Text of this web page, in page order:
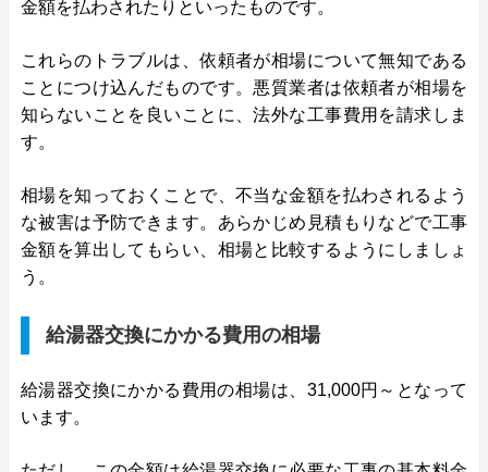
金額を払わされたりといったものです。
これらのトラブルは、依頼者が相場について無知である
ことにつけ込んだものです。悪質業者は依頼者が相場を
知らないことを良いことに、法外な工事費用を請求しま
す。
相場を知っておくことで、不当な金額を払わされるよう
な被害は予防できます。あらかじめ見積もりなどで工事
金額を算出してもらい、相場と比較するようにしましょ
う。
給湯器交換にかかる費用の相場
給湯器交換にかかる費用の相場は、31,000円～となって
います。